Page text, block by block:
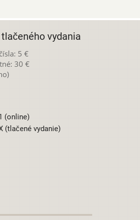
vydania
5 €
30 €
(online)
(tlačené vydanie)